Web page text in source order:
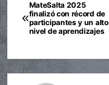
Navegación
de
MateSalta 2025
finalizó con récord de
participantes y un alto
nivel de aprendizajes